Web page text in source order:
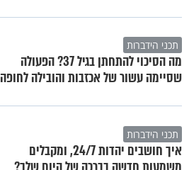
תכני הידברות
מה הסיכוי להתחתן בגיל 37? הפעולה
שסיימה עשור של אכזבות והובילה לחופה
תכני הידברות
איך חושבים יהדות 24/7, ומקבלים